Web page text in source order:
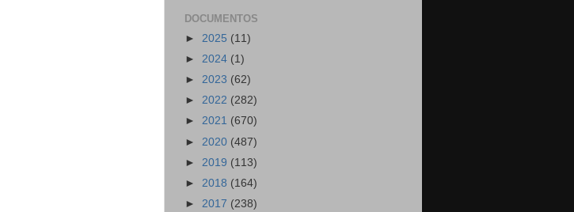
DOCUMENTOS
► 2025 (11)
► 2024 (1)
► 2023 (62)
► 2022 (282)
► 2021 (670)
► 2020 (487)
► 2019 (113)
► 2018 (164)
► 2017 (238)